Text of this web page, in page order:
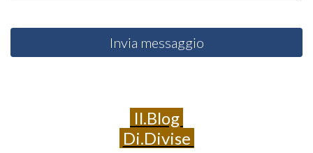
Invia messaggio
Il.Blog
Di.Divise